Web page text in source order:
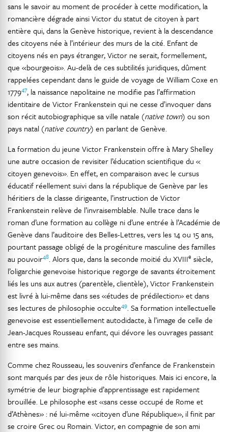
sans le savoir au moment de procéder à cette modification, la
romancière dégrade ainsi Victor du statut de citoyen à part
entière qui, dans la Genève historique, revient à la descendance
des citoyens née à l’intérieur des murs de la cité. Enfant de
citoyens nés en pays étranger, Victor ne serait, formellement,
que «bourgeois». Au-delà de ces subtilités juridiques, dûment
rappelées cependant dans le guide de voyage de William Coxe en
177947, la naissance napolitaine ne modifie pas l’affirmation
identitaire de Victor Frankenstein qui ne cesse d’invoquer dans
son récit autobiographique sa ville natale (native town) ou son
pays natal (native country) en parlant de Genève.
La formation du jeune Victor Frankenstein offre à Mary Shelley
une autre occasion de revisiter l’éducation scientifique du «
citoyen genevois». En effet, en comparaison avec le cursus
éducatif réellement suivi dans la république de Genève par les
héritiers de la classe dirigeante, l’instruction de Victor
Frankenstein relève de l’invraisemblable. Nulle trace dans le
roman d’une formation au collège ni d’une entrée à l’Académie de
Genève dans l’auditoire des Belles-Lettres, vers les 14 ou 15 ans,
pourtant passage obligé de la progéniture masculine des familles
au pouvoir48. Alors que, dans la seconde moitié du XVIIIe siècle,
l’oligarchie genevoise historique regorge de savants étroitement
liés les uns aux autres (parentèle, clientèle), Victor Frankenstein
est livré à lui-même dans ses «études de prédilection» et dans
ses lectures de philosophie occulte49. Sa formation intellectuelle
genevoise est essentiellement autodidacte, à l’image de celle de
Jean-Jacques Rousseau enfant, qui dévore les ouvrages passant
entre ses mains.
Comme chez Rousseau, les souvenirs d’enfance de Frankenstein
sont marqués par des jeux de rôle historiques. Mais ici encore, la
symétrie de leur biographie d’apprentissage est rapidement
brouillée. Le philosophe est «sans cesse occupé de Rome et
d’Athènes» : né lui-même «citoyen d’une République», il finit par
se croire Grec ou Romain. Victor, en compagnie de son ami